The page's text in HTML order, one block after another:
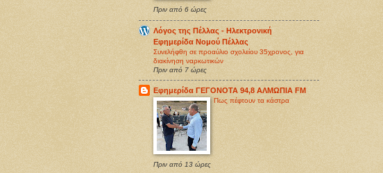
Πριν από 6 ώρες
Λόγος της Πέλλας - Ηλεκτρονική
Εφημερίδα Νομού Πέλλας
Συνελήφθη σε προαύλιο σχολείου 35χρονος, για
διακίνηση ναρκωτικών
Πριν από 7 ώρες
Εφημερίδα ΓΕΓΟΝΟΤΑ 94,8 ΑΛΜΩΠΙΑ FM
Πως πέφτουν τα κάστρα
Πριν από 13 ώρες